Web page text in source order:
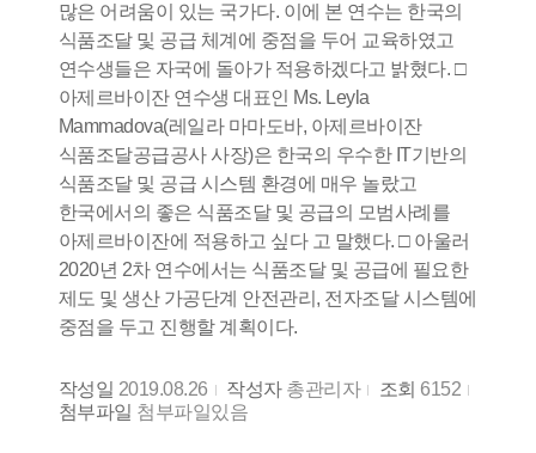
많은 어려움이 있는 국가다. 이에 본 연수는 한국의
식품조달 및 공급 체계에 중점을 두어 교육하였고
연수생들은 자국에 돌아가 적용하겠다고 밝혔다. □
아제르바이잔 연수생 대표인 Ms. Leyla
Mammadova(레일라 마마도바, 아제르바이잔
식품조달공급공사 사장)은 한국의 우수한 IT기반의
식품조달 및 공급 시스템 환경에 매우 놀랐고
한국에서의 좋은 식품조달 및 공급의 모범사례를
아제르바이잔에 적용하고 싶다 고 말했다. □ 아울러
2020년 2차 연수에서는 식품조달 및 공급에 필요한
제도 및 생산 가공단계 안전관리, 전자조달 시스템에
중점을 두고 진행할 계획이다.
작성일 2019.08.26 작성자 총관리자 조회 6152
첨부파일 첨부파일있음